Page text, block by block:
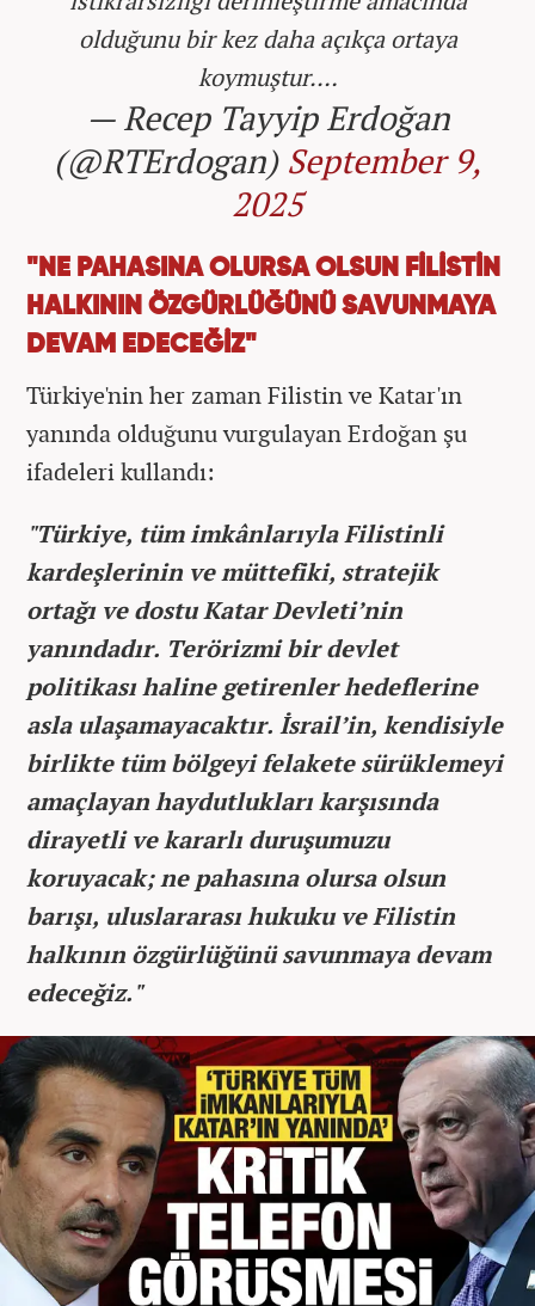
olduğunu bir kez daha açıkça ortaya
koymuştur.…
— Recep Tayyip Erdoğan
(@RTErdogan) September 9,
2025
"NE PAHASINA OLURSA OLSUN FİLİSTİN
HALKININ ÖZGÜRLÜĞÜNÜ SAVUNMAYA
DEVAM EDECEĞİZ"
Türkiye'nin her zaman Filistin ve Katar'ın
yanında olduğunu vurgulayan Erdoğan şu
ifadeleri kullandı:
"Türkiye, tüm imkânlarıyla Filistinli
kardeşlerinin ve müttefiki, stratejik
ortağı ve dostu Katar Devleti’nin
yanındadır. Terörizmi bir devlet
politikası haline getirenler hedeflerine
asla ulaşamayacaktır. İsrail’in, kendisiyle
birlikte tüm bölgeyi felakete sürüklemeyi
amaçlayan haydutlukları karşısında
dirayetli ve kararlı duruşumuzu
koruyacak; ne pahasına olursa olsun
barışı, uluslararası hukuku ve Filistin
halkının özgürlüğünü savunmaya devam
edeceğiz."